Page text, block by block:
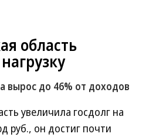
область
вырос до 46% от доходов
увеличила госдолг на
руб., он достиг почти